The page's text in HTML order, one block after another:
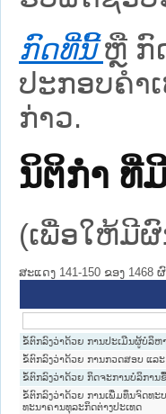
ກົດທີ່ນີ້ ຫຼື ກົ
ປະກອບຄຳ
ກ່າວ.
ນິຕິກໍາ ທີ່
(ເພື່ອໃຫ້ມີ
ສະແດງ 141-150 ຂອງ 1468
ຂໍ້ຕົກລົງວ່າດ້ວຍ ການປະເມີນຜູ້ບໍລິ
ຂໍ້ຕົກລົງວ່າດ້ວຍ ການກວດສອບ ແລ
ຂໍ້ຕົກລົງວ່າດ້ວຍ ກິດຈະການບໍລິການ
ຂໍ້ຕົກລົງວ່າດ້ວຍ ການເພີ່ມທຶນຈົດທະ
ທະນາຄານທຸລະກິດຕ່າງປະເທດ